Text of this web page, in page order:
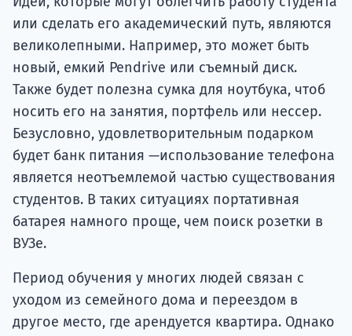
или сделать его академический путь, являются
великолепными. Например, это может быть
новый, емкий Pendrive или съемный диск.
Также будет полезна сумка для ноутбука, чтоб
носить его на занятия, портфель или нессер.
Безусловно, удовлетворительным подарком
будет банк питания —использование телефона
является неотъемлемой частью существования
студентов. В таких ситуациях портативная
батарея намного проще, чем поиск розетки в
ВУЗе.
Период обучения у многих людей связан с
уходом из семейного дома и переездом в
другое место, где арендуется квартира. Однако